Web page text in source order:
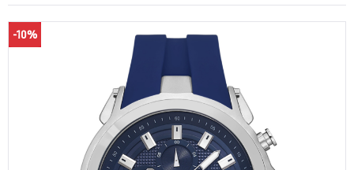
-10%